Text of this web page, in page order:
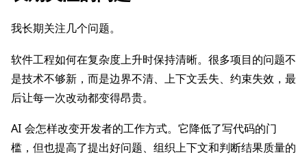
我长期关注几个问题。
软件工程如何在复杂度上升时保持清晰。很多项目的问题不
是技术不够新，而是边界不清、上下文丢失、约束失效，最
后让每一次改动都变得昂贵。
AI 会怎样改变开发者的工作方式。它降低了写代码的门
槛，但也提高了提出好问题、组织上下文和判断结果质量的